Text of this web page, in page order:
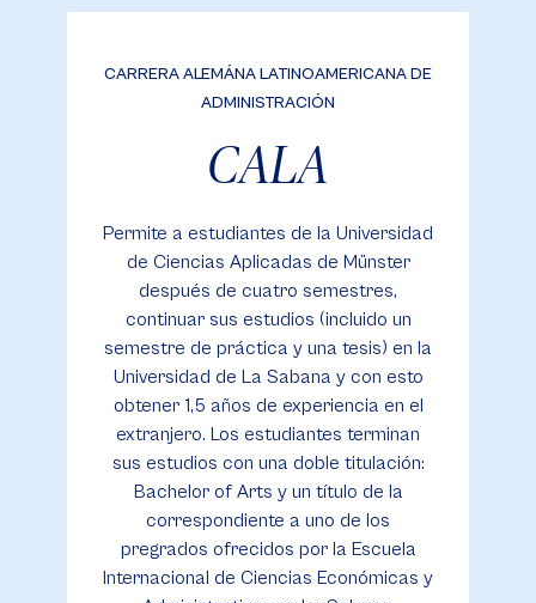
CARRERA ALEMÁNA LATINOAMERICANA DE
ADMINISTRACIÓN
CALA
Permite a estudiantes de la Universidad
de Ciencias Aplicadas de Münster
después de cuatro semestres,
continuar sus estudios (incluido un
semestre de práctica y una tesis) en la
Universidad de La Sabana y con esto
obtener 1,5 años de experiencia en el
extranjero. Los estudiantes terminan
sus estudios con una doble titulación:
Bachelor of Arts y un título de la
correspondiente a uno de los
pregrados ofrecidos por la Escuela
Internacional de Ciencias Económicas y